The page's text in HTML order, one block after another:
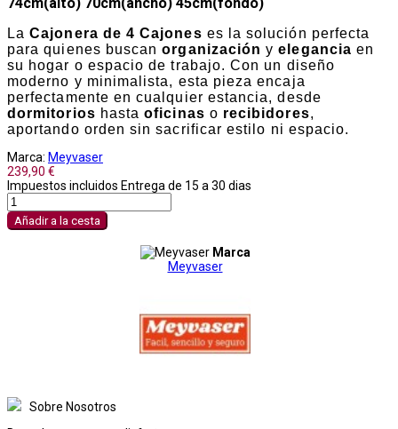
LaCajonera de 4 Cajones es la solución perfecta
para quienes buscanorganización yelegancia en
su hogar o espacio de trabajo. Con un diseño
moderno y minimalista, esta pieza encaja
perfectamente en cualquier estancia, desde
dormitorios hastaoficinas o recibidores,
aportando orden sin sacrificar estilo ni espacio.
Marca: Meyvaser
239,90 €
Impuestos incluidos Entrega de 15 a 30 dias
Añadir a la cesta
Marca
Meyvaser
Sobre Nosotros